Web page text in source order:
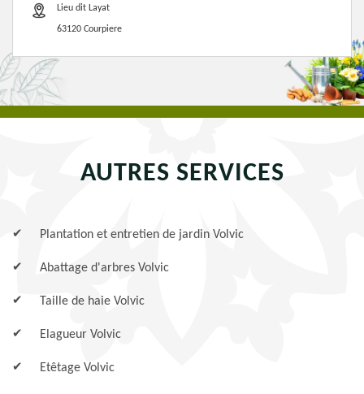
Lieu dit Layat
63120 Courpiere
AUTRES SERVICES
Plantation et entretien de jardin Volvic
Abattage d'arbres Volvic
Taille de haie Volvic
Elagueur Volvic
Etêtage Volvic